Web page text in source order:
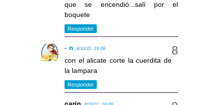
que se encendió...salí por el
boquete
Responder
- n 4/10/11, 19:09
con el alicate corte la cuerdita de
la lampara
Responder